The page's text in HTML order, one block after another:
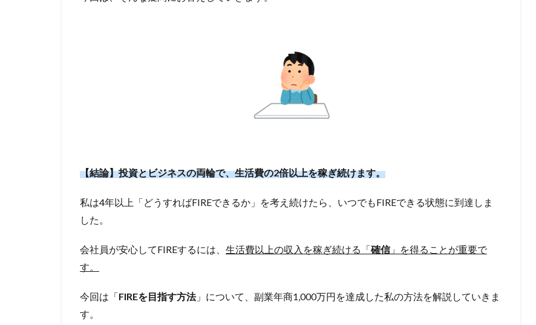
【結論】投資とビジネスの両輪で、生活費の2倍以上を稼ぎ続けます。
私は4年以上「どうすればFIREできるか」を考え続けたら、いつでもFIREできる状態に到達しま
した。
会社員が安心してFIREするには、 生活費以上の収入を稼ぎ続ける「確信」を得ることが重要で
す。
今回は「FIREを目指す方法」について、副業年商1,000万円を達成した私の方法を解説していきま
す。